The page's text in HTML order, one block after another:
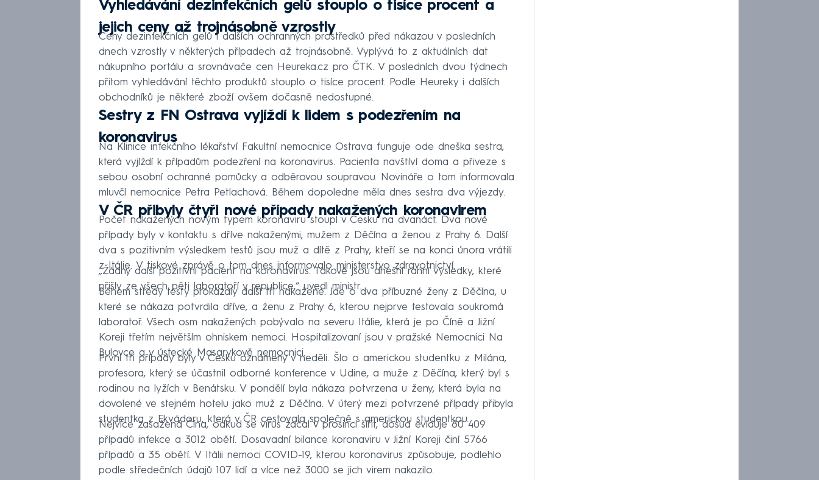
Vyhledávání dezinfekčních gelů stouplo o tisíce procent a
jejich ceny až trojnásobně vzrostly
Ceny dezinfekčních gelů i dalších ochranných prostředků před nákazou v posledních
dnech vzrostly v některých případech až trojnásobně. Vyplývá to z aktuálních dat
nákupního portálu a srovnávače cen Heureka.cz pro ČTK. V posledních dvou týdnech
přitom vyhledávání těchto produktů stouplo o tisíce procent. Podle Heureky i dalších
obchodníků je některé zboží ovšem dočasně nedostupné.
Sestry z FN Ostrava vyjíždí k lidem s podezřením na
koronavirus
Na Klinice infekčního lékařství Fakultní nemocnice Ostrava funguje ode dneška sestra,
která vyjíždí k případům podezření na koronavirus. Pacienta navštíví doma a přiveze s
sebou osobní ochranné pomůcky a odběrovou soupravou. Novináře o tom informovala
mluvčí nemocnice Petra Petlachová. Během dopoledne měla dnes sestra dva výjezdy.
V ČR přibyly čtyři nové případy nakažených koronavirem
Počet nakažených novým typem koronaviru stoupl v Česku na dvanáct. Dva nové
případy byly v kontaktu s dříve nakaženými, mužem z Děčína a ženou z Prahy 6. Další
dva s pozitivním výsledkem testů jsou muž a dítě z Prahy, kteří se na konci února vrátili
z Itálie. V tiskové zprávě o tom dnes informovalo ministerstvo zdravotnictví.
„Žádný další pozitivní pacient na koronavirus. Takové jsou dnešní ranní výsledky, které
přišly ze všech pěti laboratoří v republice,“ uvedl ministr.
Během středy testy prokázaly další tři nakažené. Jde o dva příbuzné ženy z Děčína, u
které se nákaza potvrdila dříve, a ženu z Prahy 6, kterou nejprve testovala soukromá
laboratoř. Všech osm nakažených pobývalo na severu Itálie, která je po Číně a Jižní
Koreji třetím největším ohniskem nemoci. Hospitalizovaní jsou v pražské Nemocnici Na
Bulovce a v ústecké Masarykově nemocnici.
První tři případy byly v Česku oznámeny v neděli. Šlo o americkou studentku z Milána,
profesora, který se účastnil odborné konference v Udine, a muže z Děčína, který byl s
rodinou na lyžích v Benátsku. V pondělí byla nákaza potvrzena u ženy, která byla na
dovolené ve stejném hotelu jako muž z Děčína. V úterý mezi potvrzené případy přibyla
studentka z Ekvádoru, která v ČR cestovala společně s americkou studentkou.
Nejvíce zasažená Čína, odkud se virus začal v prosinci šířit, dosud eviduje 80 409
případů infekce a 3012 obětí. Dosavadní bilance koronaviru v Jižní Koreji činí 5766
případů a 35 obětí. V Itálii nemoci COVID-19, kterou koronavirus způsobuje, podlehlo
podle středečních údajů 107 lidí a více než 3000 se jich virem nakazilo.